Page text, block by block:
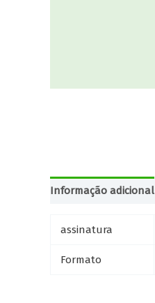
Informação adicional
assinatura
Formato